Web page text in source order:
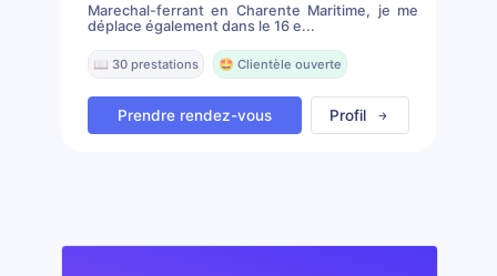
Marechal-ferrant en Charente Maritime, je me
déplace également dans le 16 e...
📖 30 prestations 🤩 Clientèle ouverte
Prendre rendez-vous Profil